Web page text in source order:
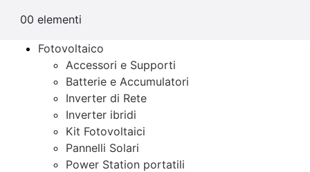
00 elementi
Fotovoltaico
Accessori e Supporti
Batterie e Accumulatori
Inverter di Rete
Inverter ibridi
Kit Fotovoltaici
Pannelli Solari
Power Station portatili